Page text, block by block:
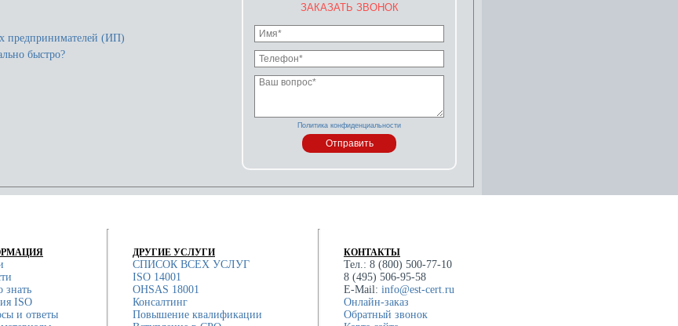
предпринимателей (ИП)
быстро?
ЗАКАЗАТЬ ЗВОНОК
Политика конфиденциальности
знать
ISO
и ответы
ДРУГИЕ УСЛУГИ
СПИСОК ВСЕХ УСЛУГ
ISO 14001
OHSAS 18001
Консалтинг
Повышение квалификации
КОНТАКТЫ
Тел.: 8 (800) 500-77-10
8 (495) 506-95-58
E-Mail: info@est-cert.ru
Онлайн-заказ
Обратный звонок